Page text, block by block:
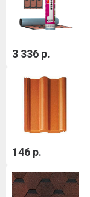
3 336 р.
146 р.